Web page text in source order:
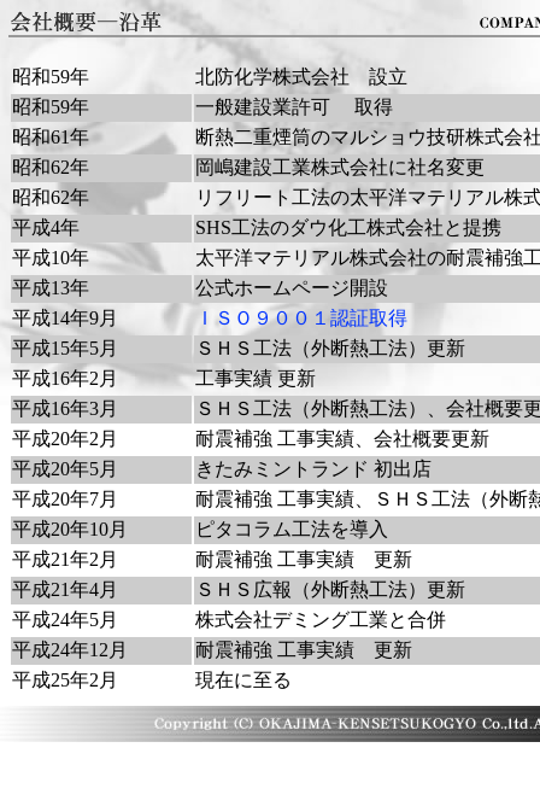
昭和59年
北防化学株式会社 設立
昭和59年
一般建設業許可 取得
昭和61年
断熱二重煙筒のマルショウ技研株式会
昭和62年
岡嶋建設工業株式会社に社名変更
昭和62年
リフリート工法の太平洋マテリアル株
平成4年
SHS工法のダウ化工株式会社と提携
平成10年
太平洋マテリアル株式会社の耐震補強
平成13年
公式ホームページ開設
平成14年9月
ＩＳＯ９００１認証取得
平成15年5月
ＳＨＳ工法（外断熱工法）更新
平成16年2月
工事実績 更新
平成16年3月
ＳＨＳ工法（外断熱工法）、会社概
平成20年2月
耐震補強 工事実績、会社概要更新
平成20年5月
きたみミントランド 初出店
平成20年7月
耐震補強 工事実績、ＳＨＳ工法（外断
平成20年10月
ピタコラム工法を導入
平成21年2月
耐震補強 工事実績 更新
平成21年4月
ＳＨＳ広報（外断熱工法）更新
平成24年5月
株式会社デミング工業と合併
平成24年12月
耐震補強 工事実績 更新
平成25年2月
現在に至る